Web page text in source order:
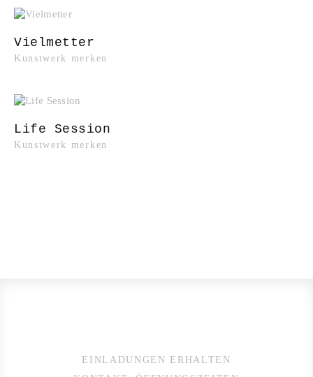
Kunstwerk merken
Vielmetter
Kunstwerk merken
Life Session
EINLADUNGEN ERHALTEN